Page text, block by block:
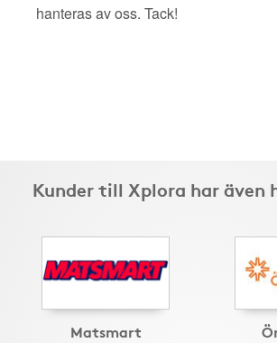
hanteras av oss. Tack!
Kunder till Xplora har även
Matsmart